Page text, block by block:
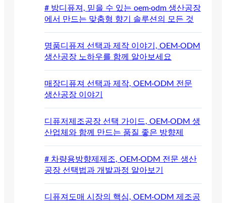
# 방디퓨져, 믿을 수 있는 oem·odm 생산공장
에서 만드는 맞춤형 향기 솔루션의 모든 것
명품디퓨져 선택과 제작 이야기, OEM·ODM
생산공장 노하우를 함께 알아보세요
매장디퓨져 선택과 제작, OEM·ODM 전문
생산공장 이야기
디퓨저제조공장 선택 가이드, OEM·ODM 생
산업체와 함께 만드는 품질 좋은 방향제
# 차량용방향제제조, OEM·ODM 전문 생산
공장 선택법과 개발과정 알아보기
디퓨져도매 시장의 핵심, OEM·ODM 제조공